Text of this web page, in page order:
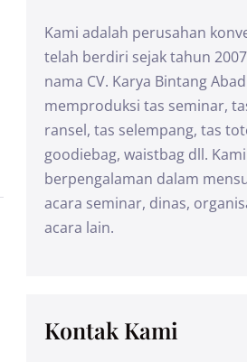
Kami adalah perusahan
telah berdiri sejak tahun
nama CV. Karya Bintang
memproduksi tas seminar,
ransel, tas selempang, tas
goodiebag, waistbag dll.
berpengalaman dalam
acara seminar, dinas,
acara lain.
Kontak Kami